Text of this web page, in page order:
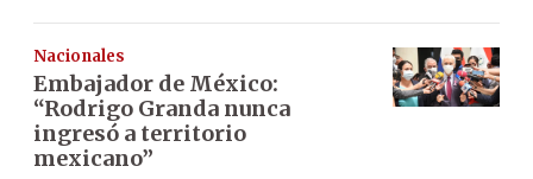
Nacionales
Embajador de México:
“Rodrigo Granda nunca
ingresó a territorio
mexicano”